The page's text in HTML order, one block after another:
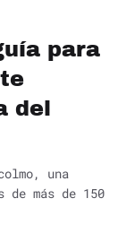
para
del
una
más de 150